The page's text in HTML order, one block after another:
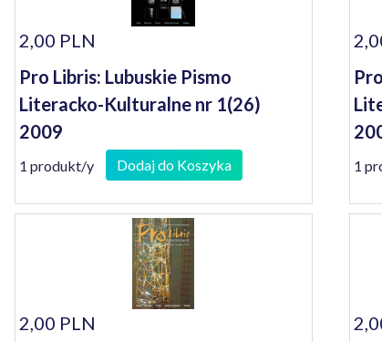
2,00 PLN
Pro Libris: Lubuskie Pismo
Literacko-Kulturalne nr 1(26)
2009
1 produkt/y Dodaj do Koszyka 1
2,00 PLN